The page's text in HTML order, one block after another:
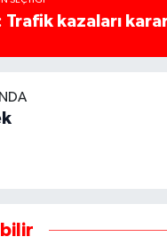
Trafik kazaları